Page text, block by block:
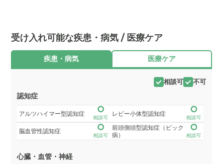
受け入れ可能な疾患・病気 / 医療ケア
疾患・病気 医療ケア
相談可 不可
認知症
アルツハイマー型認知症
相談可
レビー小体型認知症
相談可
脳血管性認知症
相談可
前頭側頭型認知症（ピック
病）
相談可
心臓・血管・神経